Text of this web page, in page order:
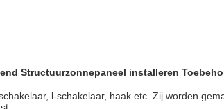
Structuurzonnepaneel installeren
, l-schakelaar, haak etc . Zij worden